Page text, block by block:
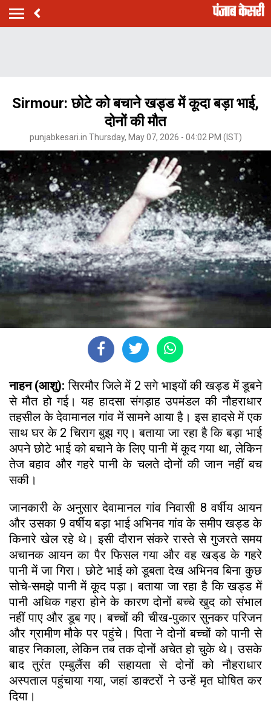
Sirmour: छोटे को बचाने खड्ड में कूदा बड़ा भाई,
दोनों की मौत
punjabkesari.in Thursday, May 07, 2026 - 04:02 PM (IST)
नाहन (आशु): सिरमौर जिले में 2 सगे भाइयों की खड्ड में डूबने
से मौत हो गई। यह हादसा संगड़ाह उपमंडल की नौहराधार
तहसील के देवामानल गांव में सामने आया है। इस हादसे में एक
साथ घर के 2 चिराग बुझ गए। बताया जा रहा है कि बड़ा भाई
अपने छोटे भाई को बचाने के लिए पानी में कूद गया था, लेकिन
तेज बहाव और गहरे पानी के चलते दोनों की जान नहीं बच
सकी।
जानकारी के अनुसार देवामानल गांव निवासी 8 वर्षीय आयन
और उसका 9 वर्षीय बड़ा भाई अभिनव गांव के समीप खड्ड के
किनारे खेल रहे थे। इसी दौरान संकरे रास्ते से गुजरते समय
अचानक आयन का पैर फिसल गया और वह खड्ड के गहरे
पानी में जा गिरा। छोटे भाई को डूबता देख अभिनव बिना कुछ
सोचे-समझे पानी में कूद पड़ा। बताया जा रहा है कि खड्ड में
पानी अधिक गहरा होने के कारण दोनों बच्चे खुद को संभाल
नहीं पाए और डूब गए। बच्चों की चीख-पुकार सुनकर परिजन
और ग्रामीण मौके पर पहुंचे। पिता ने दोनों बच्चों को पानी से
बाहर निकाला, लेकिन तब तक दोनों अचेत हो चुके थे। उसके
बाद तुरंत एम्बुलैंस की सहायता से दोनों को नौहराधार
अस्पताल पहुंचाया गया, जहां डाक्टरों ने उन्हें मृत घोषित कर
दिया।